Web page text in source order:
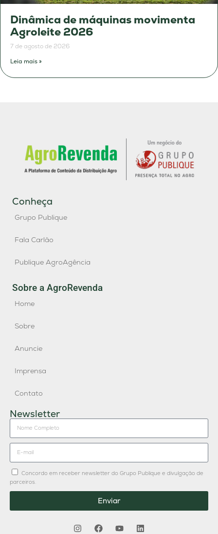
Dinâmica de máquinas movimenta
Agroleite 2026
7 de agosto de 2026
Leia mais »
Conheça
Grupo Publique
Fala Carlão
Publique AgroAgência
Sobre a AgroRevenda
Home
Sobre
Anuncie
Imprensa
Contato
Newsletter
Concordo em receber newsletter do Grupo Publique e divulgação de
parceiros.
Enviar